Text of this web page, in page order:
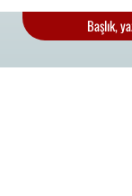
Başlık,